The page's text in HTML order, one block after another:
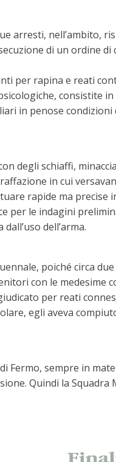
arresti, nell’ambito,
di un ordine
per rapina e reati
consistite
in penose
degli schiaffi,
in cui
rapide ma
per le indagini
dell’arma.
poiché circa
con le medesime
per reati
egli aveva
sempre in
Quindi la